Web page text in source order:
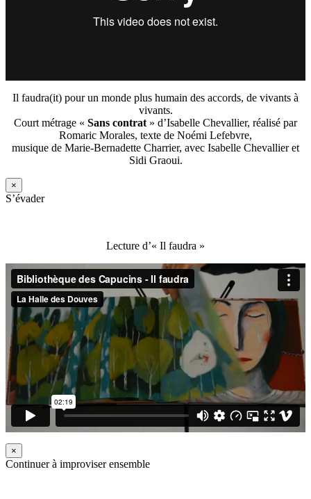
Il faudra(it) pour un monde plus humain des accords, de vivants à
vivants.
Court métrage « Sans contrat » d’Isabelle Chevallier, réalisé par
Romaric Morales, texte de Noémi Lefebvre,
musique de Marie-Bernadette Charrier, avec Isabelle Chevallier et
Sidi Graoui.
×
S’évader
Lecture d’« Il faudra »
×
Continuer à improviser ensemble